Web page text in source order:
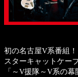
初の名古屋V系番組！
スターキャットケー
「～V援隊～V系の